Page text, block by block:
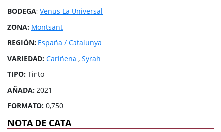
BODEGA: Venus La Universal
ZONA: Montsant
REGIÓN: España / Catalunya
VARIEDAD: Cariñena , Syrah
TIPO: Tinto
AÑADA: 2021
FORMATO: 0,750
NOTA DE CATA